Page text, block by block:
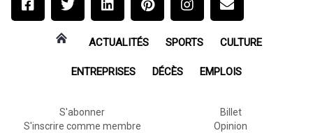
ACTUALITÉS SPORTS CULTURE
ENTREPRISES DÉCÈS EMPLOIS
S'abonner
S'inscrire comme membre
Billet
Opinion